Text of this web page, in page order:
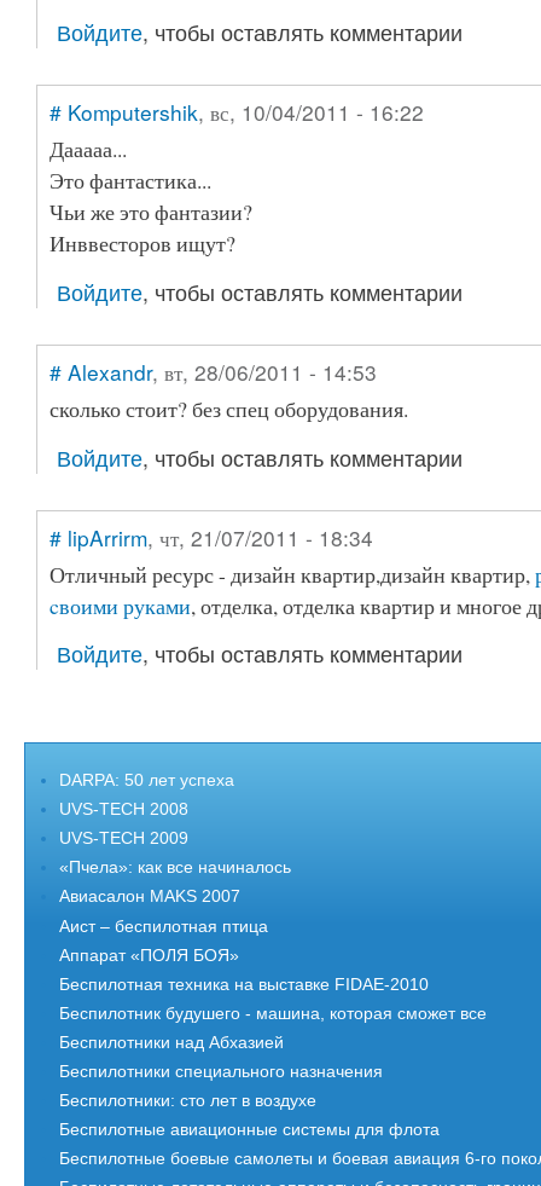
Войдите, чтобы оставлять комментарии
# Komputershik, вс, 10/04/2011 - 16:22
Дааааа...
Это фантастика...
Чьи же это фантазии?
Инввесторов ищут?
Войдите, чтобы оставлять комментарии
# Alexandr, вт, 28/06/2011 - 14:53
сколько стоит? без спец оборудования.
Войдите, чтобы оставлять комментарии
# lipArrirm, чт, 21/07/2011 - 18:34
Отличный ресурс - дизайн квартир,дизайн квартир,
cвоими руками, отделка, отделка квартир и многое
Войдите, чтобы оставлять комментарии
DARPA: 50 лет успеха
UVS-TECH 2008
UVS-TECH 2009
«Пчела»: как все начиналось
Авиасалон MAKS 2007
Аист – беспилотная птица
Аппарат «ПОЛЯ БОЯ»
Беспилотная техника на выставке FIDAE-2010
Беспилотник будушего - машина, которая сможет все
Беспилотники над Абхазией
Беспилотники специального назначения
Беспилотники: сто лет в воздухе
Беспилотные авиационные системы для флота
Беспилотные боевые самолеты и боевая авиация 6-го